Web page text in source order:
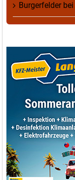
Burgerfelderbei